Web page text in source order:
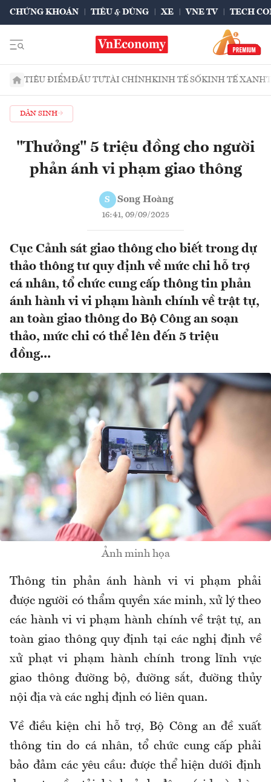
CHỨNG KHOÁN TIÊU & DÙNG XE VNE TV TECH
TIÊU ĐIỂMĐẦU TƯTÀI CHÍNHKINH TẾ SỐKINH TẾ XANH
DÂN SINH
"Thưởng" 5 triệu đồng cho người
phản ánh vi phạm giao thông
S Song Hoàng
16:41, 09/09/2025
Cục Cảnh sát giao thông cho biết trong dự
thảo thông tư quy định về mức chi hỗ trợ
cá nhân, tổ chức cung cấp thông tin phản
ánh hành vi vi phạm hành chính về trật tự,
an toàn giao thông do Bộ Công an soạn
thảo, mức chi có thể lên đến 5 triệu
đồng...
Ảnh minh họa
Thông tin phản ánh hành vi vi phạm phải
được người có thẩm quyền xác minh, xử lý theo
các hành vi vi phạm hành chính về trật tự, an
toàn giao thông quy định tại các nghị định về
xử phạt vi phạm hành chính trong lĩnh vực
giao thông đường bộ, đường sắt, đường thủy
nội địa và các nghị định có liên quan.
Về điều kiện chi hỗ trợ, Bộ Công an đề xuất
thông tin do cá nhân, tổ chức cung cấp phải
bảo đảm các yêu cầu: được thể hiện dưới định